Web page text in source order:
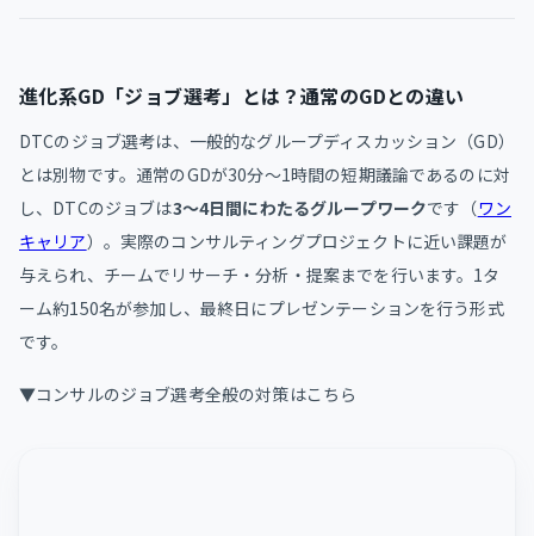
進化系GD「ジョブ選考」とは？通常のGDとの違い
DTCのジョブ選考は、一般的なグループディスカッション（GD）
とは別物です。通常のGDが30分〜1時間の短期議論であるのに対
し、DTCのジョブは3〜4日間にわたるグループワークです（ワン
キャリア）。実際のコンサルティングプロジェクトに近い課題が
与えられ、チームでリサーチ・分析・提案までを行います。1タ
ーム約150名が参加し、最終日にプレゼンテーションを行う形式
です。
▼コンサルのジョブ選考全般の対策はこちら